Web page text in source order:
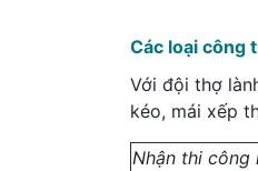
Các loại công
Với đội thợ
kéo, mái xếp
Nhận thi công